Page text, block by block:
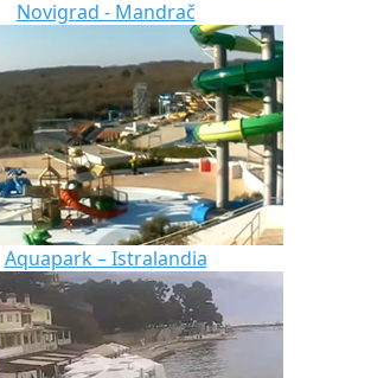
Novigrad - Mandrač
Aquapark – Istralandia